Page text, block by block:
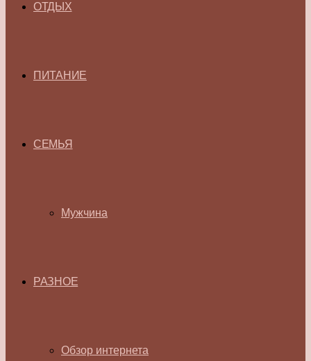
ОТДЫХ
ПИТАНИЕ
СЕМЬЯ
Мужчина
РАЗНОЕ
Обзор интернета